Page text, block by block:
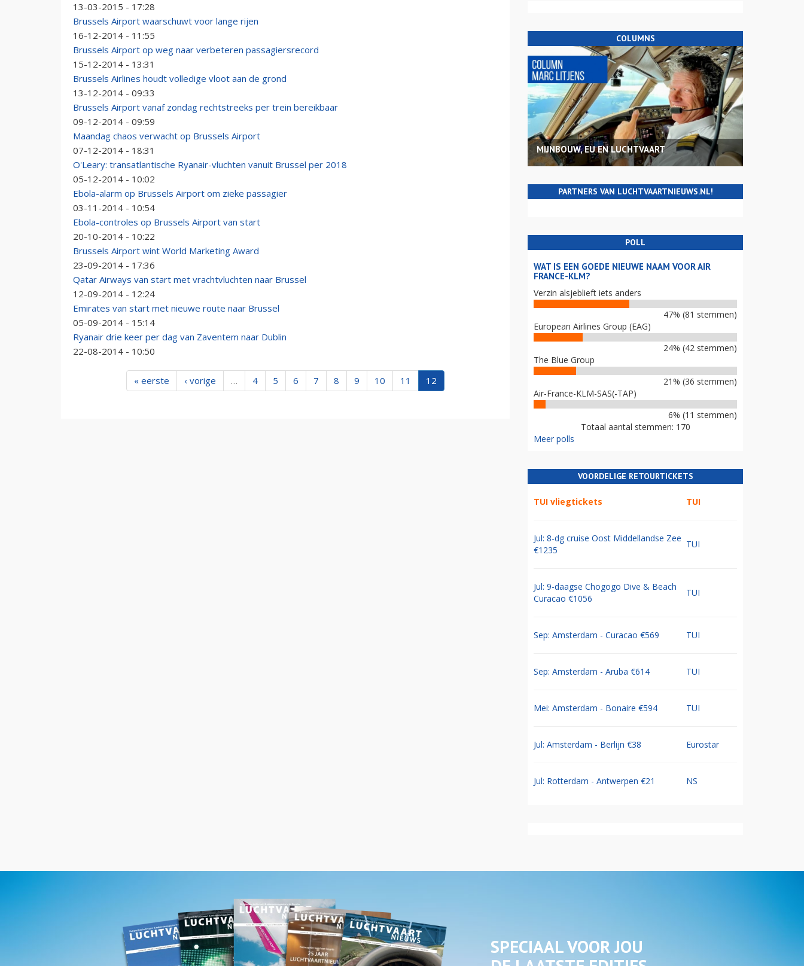
13-03-2015 - 17:28
Brussels Airport waarschuwt voor lange rijen
16-12-2014 - 11:55
Brussels Airport op weg naar verbeteren passagiersrecord
15-12-2014 - 13:31
Brussels Airlines houdt volledige vloot aan de grond
13-12-2014 - 09:33
Brussels Airport vanaf zondag rechtstreeks per trein bereikbaar
09-12-2014 - 09:59
Maandag chaos verwacht op Brussels Airport
07-12-2014 - 18:31
O'Leary: transatlantische Ryanair-vluchten vanuit Brussel per 2018
05-12-2014 - 10:02
Ebola-alarm op Brussels Airport om zieke passagier
03-11-2014 - 10:54
Ebola-controles op Brussels Airport van start
20-10-2014 - 10:22
Brussels Airport wint World Marketing Award
23-09-2014 - 17:36
Qatar Airways van start met vrachtvluchten naar Brussel
12-09-2014 - 12:24
Emirates van start met nieuwe route naar Brussel
05-09-2014 - 15:14
Ryanair drie keer per dag van Zaventem naar Dublin
22-08-2014 - 10:50
« eerste ‹ vorige … 4 5 6 7 8 9 10 11 12
COLUMNS
MIJNBOUW, EU EN LUCHTVAART
PARTNERS VAN LUCHTVAARTNIEUWS.NL!
POLL
WAT IS EEN GOEDE NIEUWE NAAM VOOR AIR
FRANCE-KLM?
Verzin alsjeblieft iets anders
47% (81 stemmen)
European Airlines Group (EAG)
24% (42 stemmen)
The Blue Group
21% (36 stemmen)
Air-France-KLM-SAS(-TAP)
6% (11 stemmen)
Totaal aantal stemmen: 170
Meer polls
VOORDELIGE RETOURTICKETS
TUI vliegtickets TUI
Jul: 8-dg cruise Oost Middellandse Zee
€1235
TUI
Jul: 9-daagse Chogogo Dive & Beach
Curacao €1056
TUI
Sep: Amsterdam - Curacao €569 TUI
Sep: Amsterdam - Aruba €614 TUI
Mei: Amsterdam - Bonaire €594 TUI
Jul: Amsterdam - Berlijn €38 Eurostar
Jul: Rotterdam - Antwerpen €21 NS
SPECIAAL VOOR JOU